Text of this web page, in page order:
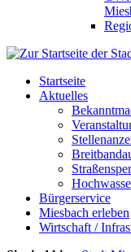
Startseite
Aktuelles
Bürgerservice
Miesbach erleben
Wirtschaft /